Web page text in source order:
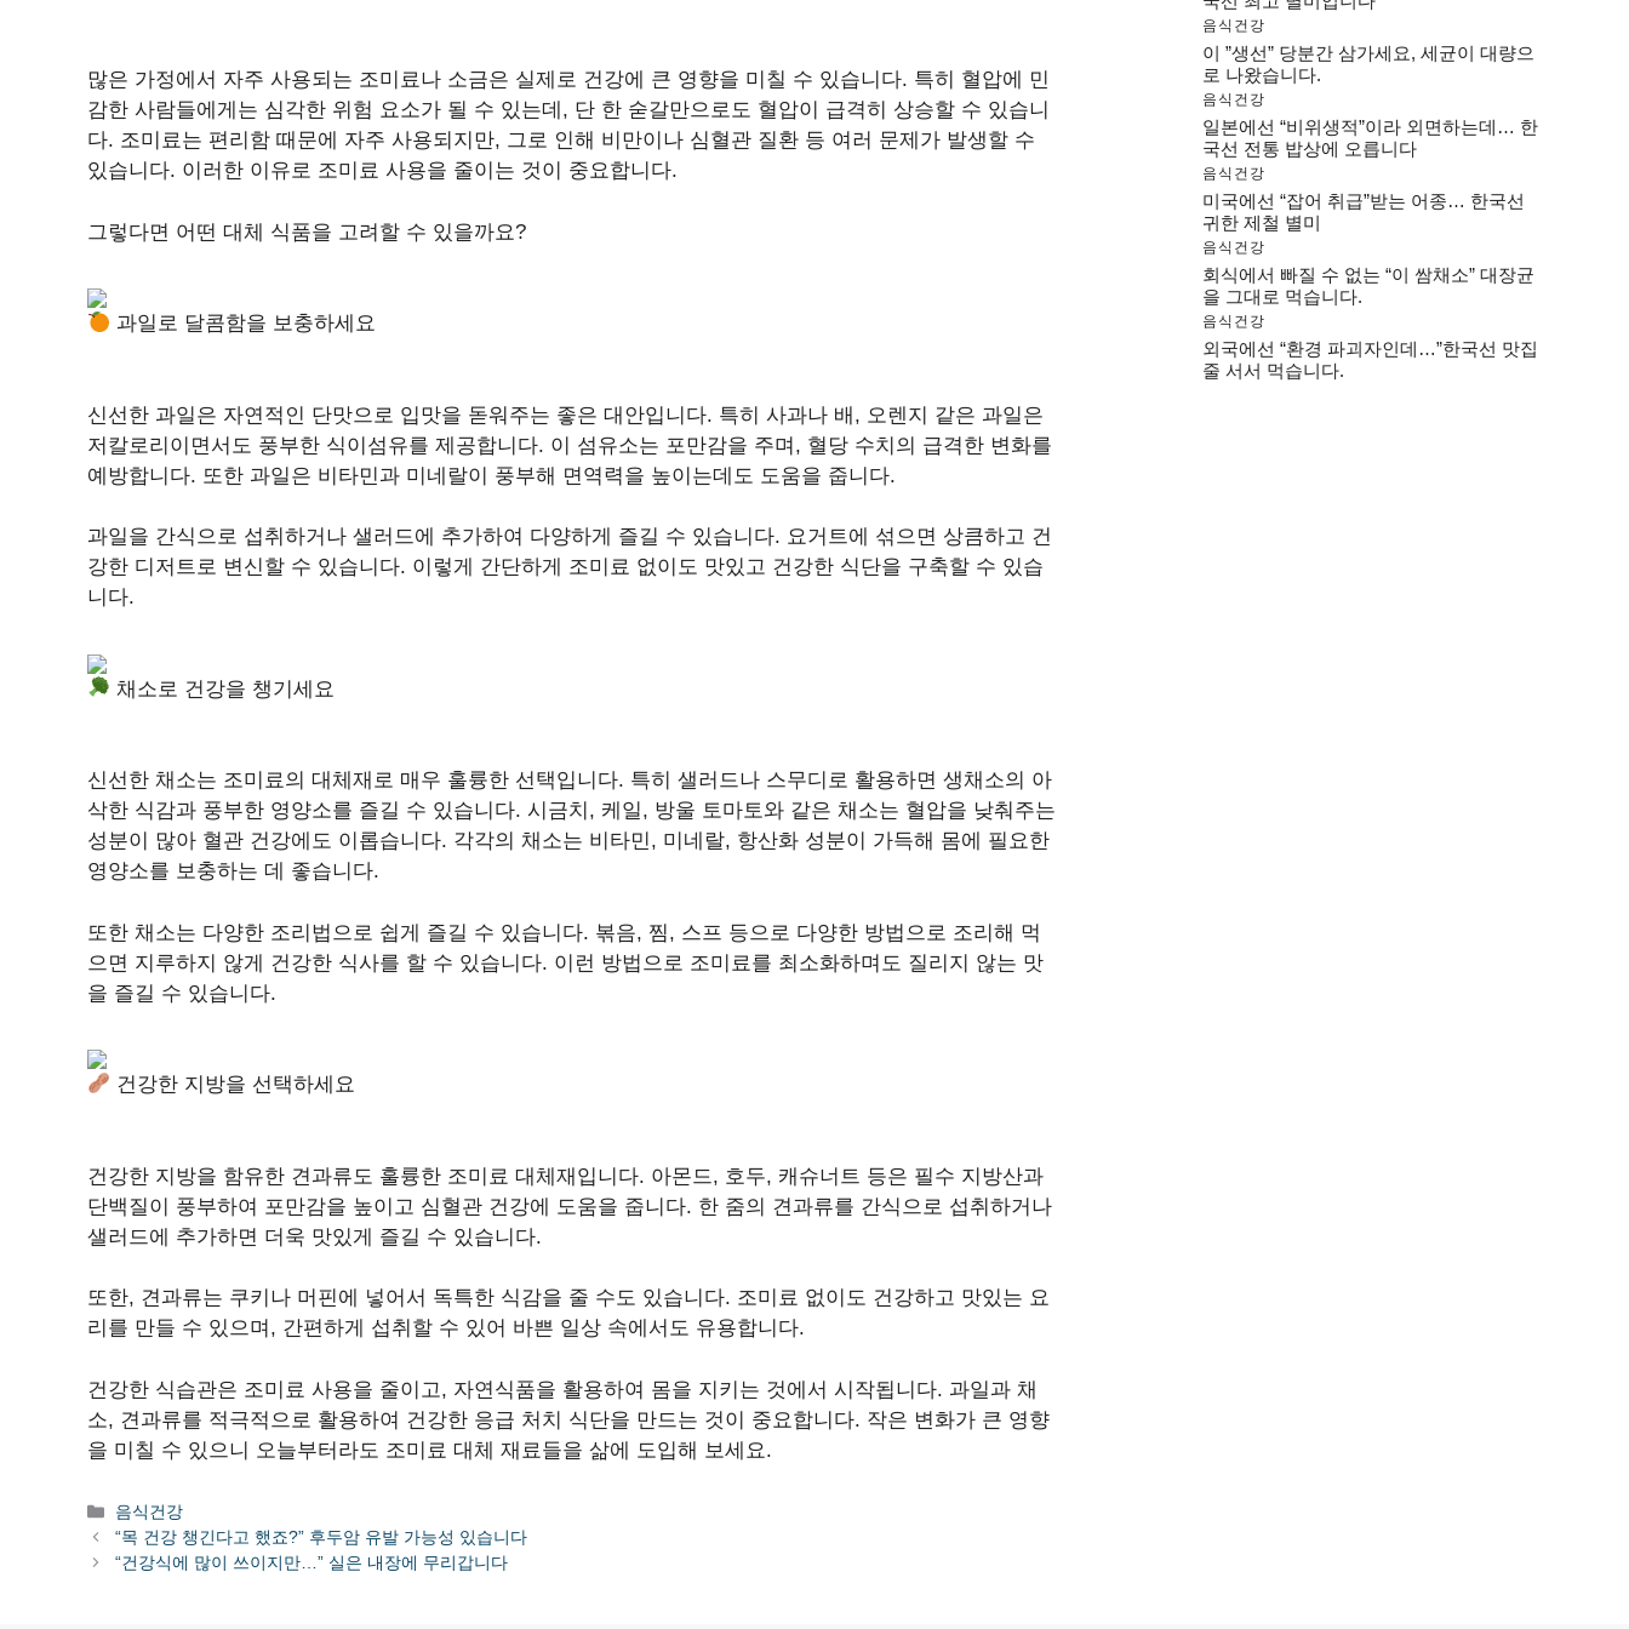
많은 가정에서 자주 사용되는 조미료나 소금은 실제로 건강에 큰 영향을 미칠 수 있습니다. 특히 혈압에 민
감한 사람들에게는 심각한 위험 요소가 될 수 있는데, 단 한 숟갈만으로도 혈압이 급격히 상승할 수 있습니
다. 조미료는 편리함 때문에 자주 사용되지만, 그로 인해 비만이나 심혈관 질환 등 여러 문제가 발생할 수
있습니다. 이러한 이유로 조미료 사용을 줄이는 것이 중요합니다.
그렇다면 어떤 대체 식품을 고려할 수 있을까요?
과일로 달콤함을 보충하세요
신선한 과일은 자연적인 단맛으로 입맛을 돋워주는 좋은 대안입니다. 특히 사과나 배, 오렌지 같은 과일은
저칼로리이면서도 풍부한 식이섬유를 제공합니다. 이 섬유소는 포만감을 주며, 혈당 수치의 급격한 변화를
예방합니다. 또한 과일은 비타민과 미네랄이 풍부해 면역력을 높이는데도 도움을 줍니다.
과일을 간식으로 섭취하거나 샐러드에 추가하여 다양하게 즐길 수 있습니다. 요거트에 섞으면 상큼하고 건
강한 디저트로 변신할 수 있습니다. 이렇게 간단하게 조미료 없이도 맛있고 건강한 식단을 구축할 수 있습
니다.
채소로 건강을 챙기세요
신선한 채소는 조미료의 대체재로 매우 훌륭한 선택입니다. 특히 샐러드나 스무디로 활용하면 생채소의 아
삭한 식감과 풍부한 영양소를 즐길 수 있습니다. 시금치, 케일, 방울 토마토와 같은 채소는 혈압을 낮춰주는
성분이 많아 혈관 건강에도 이롭습니다. 각각의 채소는 비타민, 미네랄, 항산화 성분이 가득해 몸에 필요한
영양소를 보충하는 데 좋습니다.
또한 채소는 다양한 조리법으로 쉽게 즐길 수 있습니다. 볶음, 찜, 스프 등으로 다양한 방법으로 조리해 먹
으면 지루하지 않게 건강한 식사를 할 수 있습니다. 이런 방법으로 조미료를 최소화하며도 질리지 않는 맛
을 즐길 수 있습니다.
건강한 지방을 선택하세요
건강한 지방을 함유한 견과류도 훌륭한 조미료 대체재입니다. 아몬드, 호두, 캐슈너트 등은 필수 지방산과
단백질이 풍부하여 포만감을 높이고 심혈관 건강에 도움을 줍니다. 한 줌의 견과류를 간식으로 섭취하거나
샐러드에 추가하면 더욱 맛있게 즐길 수 있습니다.
또한, 견과류는 쿠키나 머핀에 넣어서 독특한 식감을 줄 수도 있습니다. 조미료 없이도 건강하고 맛있는 요
리를 만들 수 있으며, 간편하게 섭취할 수 있어 바쁜 일상 속에서도 유용합니다.
건강한 식습관은 조미료 사용을 줄이고, 자연식품을 활용하여 몸을 지키는 것에서 시작됩니다. 과일과 채
소, 견과류를 적극적으로 활용하여 건강한 응급 처치 식단을 만드는 것이 중요합니다. 작은 변화가 큰 영향
을 미칠 수 있으니 오늘부터라도 조미료 대체 재료들을 삶에 도입해 보세요.
카
테
고
음식건강
“목 건강 챙긴다고 했죠?” 후두암 유발 가능성 있습니다
“건강식에 많이 쓰이지만…” 실은 내장에 무리갑니다
음식건강
이 ”생선” 당분간 삼가세요, 세균이 대량으
로 나왔습니다.
음식건강
일본에선 “비위생적”이라 외면하는데… 한
국선 전통 밥상에 오릅니다
음식건강
미국에선 “잡어 취급”받는 어종… 한국선
귀한 제철 별미
음식건강
회식에서 빠질 수 없는 “이 쌈채소” 대장균
을 그대로 먹습니다.
음식건강
외국에선 “환경 파괴자인데…”한국선 맛집
줄 서서 먹습니다.